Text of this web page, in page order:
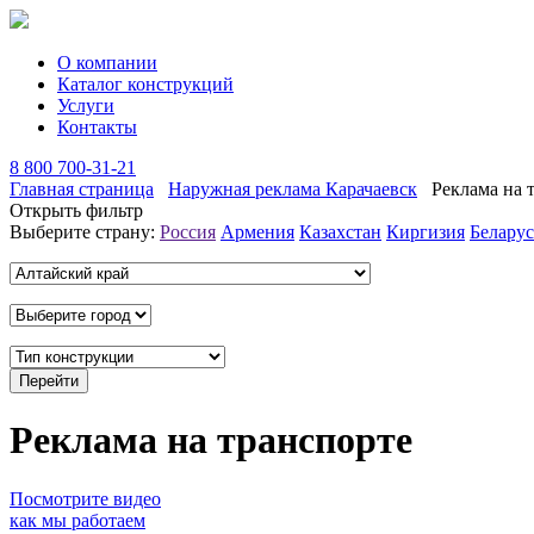
О компании
Каталог конструкций
Услуги
Контакты
8 800 700-31-21
Главная страница
Наружная реклама Карачаевск
Реклама на
Открыть фильтр
Выберите страну: Россия Армения Казахстан Киргизия
Реклама на транспорте
Посмотрите видео
как мы работаем